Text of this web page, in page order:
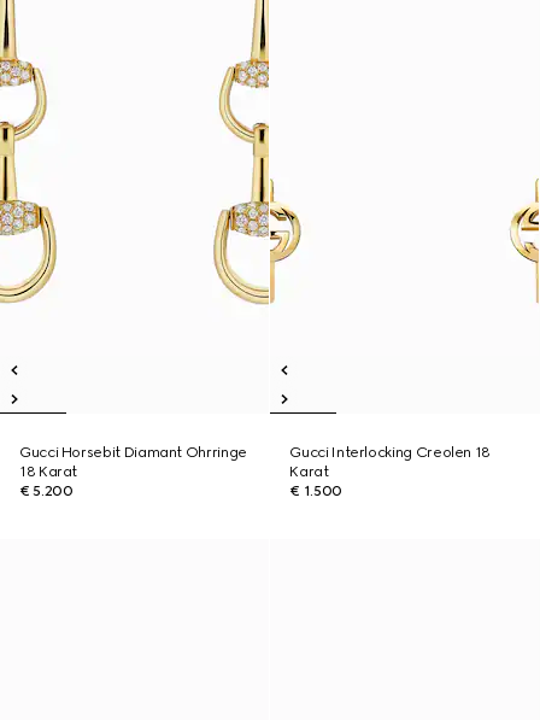
Gucci Horsebit Diamant Ohrringe
18 Karat
€ 5.200
Gucci Interlocking Creolen 18
Karat
€ 1.500